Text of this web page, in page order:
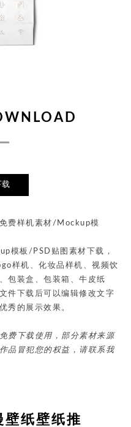
载
费样机素材/Mockup模
模板/PSD贴图素材下载，
样机、化妆品样机、视频饮
包装盒、包装箱、牛皮纸
件下载后可以编辑修改文字
秀的展示效果。
费下载使用，部分素材来源
品冒犯您的权益，请联系我
纸壁纸推